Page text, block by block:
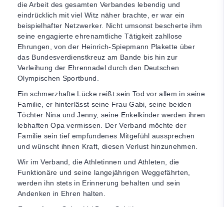
die Arbeit des gesamten Verbandes lebendig und
eindrücklich mit viel Witz näher brachte, er war ein
beispielhafter Netzwerker. Nicht umsonst bescherte ihm
seine engagierte ehrenamtliche Tätigkeit zahllose
Ehrungen, von der Heinrich-Spiepmann Plakette über
das Bundesverdienstkreuz am Bande bis hin zur
Verleihung der Ehrennadel durch den Deutschen
Olympischen Sportbund.
Ein schmerzhafte Lücke reißt sein Tod vor allem in seine
Familie, er hinterlässt seine Frau Gabi, seine beiden
Töchter Nina und Jenny, seine Enkelkinder werden ihren
lebhaften Opa vermissen. Der Verband möchte der
Familie sein tief empfundenes Mitgefühl aussprechen
und wünscht ihnen Kraft, diesen Verlust hinzunehmen.
Wir im Verband, die Athletinnen und Athleten, die
Funktionäre und seine langejährigen Weggefährten,
werden ihn stets in Erinnerung behalten und sein
Andenken in Ehren halten.